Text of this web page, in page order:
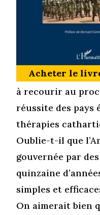
Acheter le
à recourir au
réussite des pays
thérapies
Oublie-t-il que
gouvernée par
quinzaine
simples et
On aimerait bien